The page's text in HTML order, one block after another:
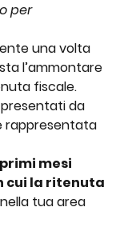
per
una volta
l’ammontare
fiscale.
da
rappresentata
mesi
cui la ritenuta
tua area